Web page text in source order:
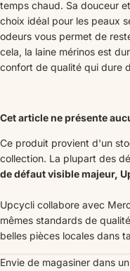
temps chaud. Sa douceur
choix idéal pour les peaux
odeurs vous permet de
cela, la laine mérinos est
confort de qualité qui dure
Cet article ne présente
Ce produit provient d'un
collection. La plupart des
de défaut visible majeur,
Upcycli collabore avec
mêmes standards de
belles pièces locales dans
Envie de magasiner dans